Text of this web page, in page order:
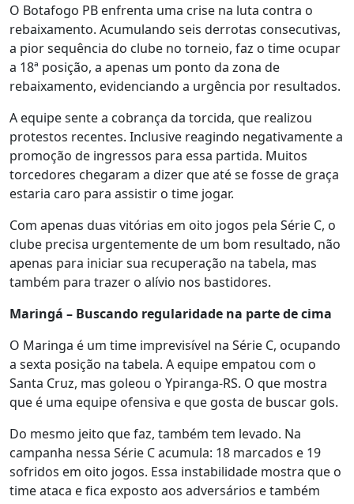
O Botafogo PB enfrenta uma crise na luta contra o
rebaixamento. Acumulando seis derrotas consecutivas,
a pior sequência do clube no torneio, faz o time ocupar
a 18ª posição, a apenas um ponto da zona de
rebaixamento, evidenciando a urgência por resultados.
A equipe sente a cobrança da torcida, que realizou
protestos recentes. Inclusive reagindo negativamente a
promoção de ingressos para essa partida. Muitos
torcedores chegaram a dizer que até se fosse de graça
estaria caro para assistir o time jogar.
Com apenas duas vitórias em oito jogos pela Série C, o
clube precisa urgentemente de um bom resultado, não
apenas para iniciar sua recuperação na tabela, mas
também para trazer o alívio nos bastidores.
Maringá – Buscando regularidade na parte de cima
O Maringa é um time imprevisível na Série C, ocupando
a sexta posição na tabela. A equipe empatou com o
Santa Cruz, mas goleou o Ypiranga-RS. O que mostra
que é uma equipe ofensiva e que gosta de buscar gols.
Do mesmo jeito que faz, também tem levado. Na
campanha nessa Série C acumula: 18 marcados e 19
sofridos em oito jogos. Essa instabilidade mostra que o
time ataca e fica exposto aos adversários e também